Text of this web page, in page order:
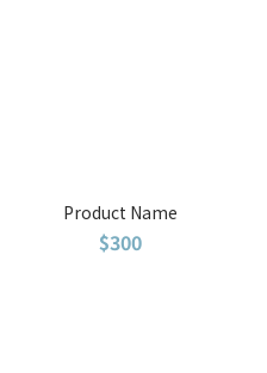
Product Name
$300